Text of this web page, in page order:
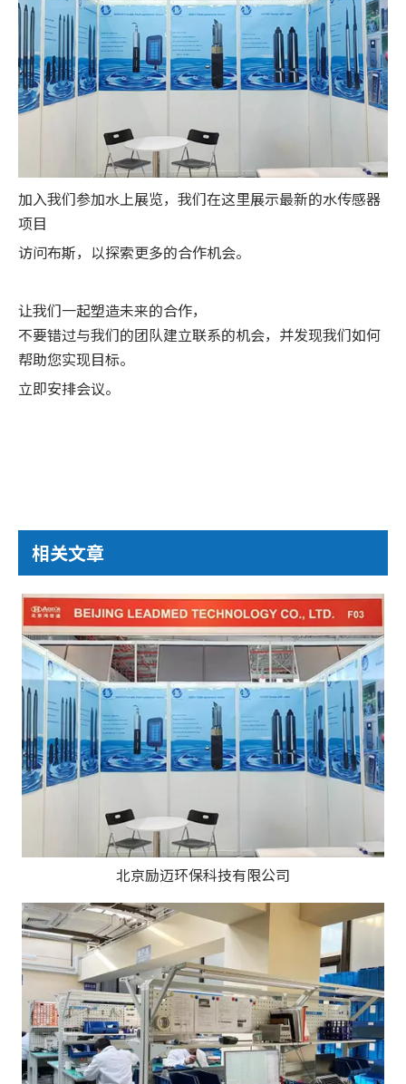
加入我们参加水上展览，我们在这里展示最新的水传感器
项目
访问布斯，以探索更多的合作机会。
让我们一起塑造未来的合作，
不要错过与我们的团队建立联系的机会，并发现我们如何
帮助您实现目标。
立即安排会议。
相关文章
北京励迈环保科技有限公司